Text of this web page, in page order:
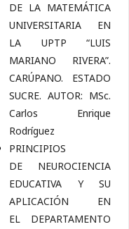
DE LA MATEMÁTICA
UNIVERSITARIA EN
LA UPTP “LUIS
MARIANO RIVERA”.
CARÚPANO. ESTADO
SUCRE. AUTOR: MSc.
Carlos Enrique
Rodríguez
PRINCIPIOS
DE NEUROCIENCIA
EDUCATIVA Y SU
APLICACIÓN EN
EL DEPARTAMENTO